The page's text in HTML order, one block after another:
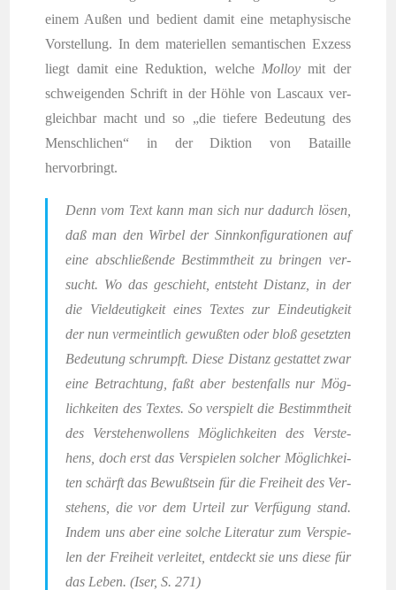
einem Außen und bedient damit eine meta­phy­si­sche
Vor­stel­lung. In dem mate­ri­el­len seman­ti­schen Exzess
liegt damit eine Reduk­ti­on, wel­che Mol­loy mit der
schwei­gen­den Schrift in der Höh­le von Las­caux ver­
gleich­bar macht und so „die tie­fe­re Bedeu­tung des
Mensch­li­chen“ in der Dik­ti­on von Batail­le
hervorbringt.
Denn vom Text kann man sich nur dadurch lösen,
daß man den Wir­bel der Sinn­kon­fi­gu­ra­tio­nen auf
eine abschlie­ßen­de Bestimmt­heit zu brin­gen ver­
sucht. Wo das geschieht, ent­steht Distanz, in der
die Viel­deu­tig­keit eines Tex­tes zur Ein­deu­tig­keit
der nun ver­meint­lich gewuß­ten oder bloß gesetz­ten
Bedeu­tung schrumpft. Die­se Distanz gestat­tet zwar
eine Betrach­tung, faßt aber bes­ten­falls nur Mög­
lich­kei­ten des Tex­tes. So ver­spielt die Bestimmt­heit
des Ver­ste­hen­wol­lens Mög­lich­kei­ten des Ver­ste­
hens, doch erst das Ver­spie­len sol­cher Mög­lich­kei­
ten schärft das Bewußt­sein für die Frei­heit des Ver­
ste­hens, die vor dem Urteil zur Ver­fü­gung stand.
Indem uns aber eine sol­che Lite­ra­tur zum Ver­spie­
len der Frei­heit ver­lei­tet, ent­deckt sie uns die­se für
das Leben. (Iser, S. 271)